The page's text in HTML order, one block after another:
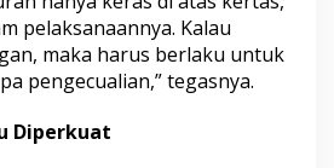
pelaksanaannya. Kalau
maka harus berlaku untuk
pengecualian,” tegasnya.
Diperkuat